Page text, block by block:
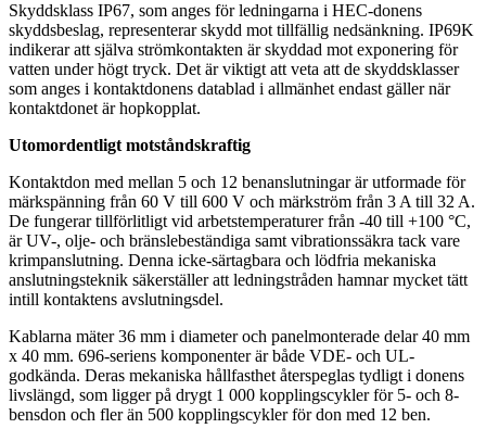
Skyddsklass IP67, som anges för ledningarna i HEC-donens
skyddsbeslag, representerar skydd mot tillfällig nedsänkning. IP69K
indikerar att själva strömkontakten är skyddad mot exponering för
vatten under högt tryck. Det är viktigt att veta att de skyddsklasser
som anges i kontaktdonens datablad i allmänhet endast gäller när
kontaktdonet är hopkopplat.
Utomordentligt motståndskraftig
Kontaktdon med mellan 5 och 12 benanslutningar är utformade för
märkspänning från 60 V till 600 V och märkström från 3 A till 32 A.
De fungerar tillförlitligt vid arbetstemperaturer från -40 till +100 °C,
är UV-, olje- och bränslebeständiga samt vibrationssäkra tack vare
krimpanslutning. Denna icke-särtagbara och lödfria mekaniska
anslutningsteknik säkerställer att ledningstråden hamnar mycket tätt
intill kontaktens avslutningsdel.
Kablarna mäter 36 mm i diameter och panelmonterade delar 40 mm
x 40 mm. 696-seriens komponenter är både VDE- och UL-
godkända. Deras mekaniska hållfasthet återspeglas tydligt i donens
livslängd, som ligger på drygt 1 000 kopplingscykler för 5- och 8-
bensdon och fler än 500 kopplingscykler för don med 12 ben.